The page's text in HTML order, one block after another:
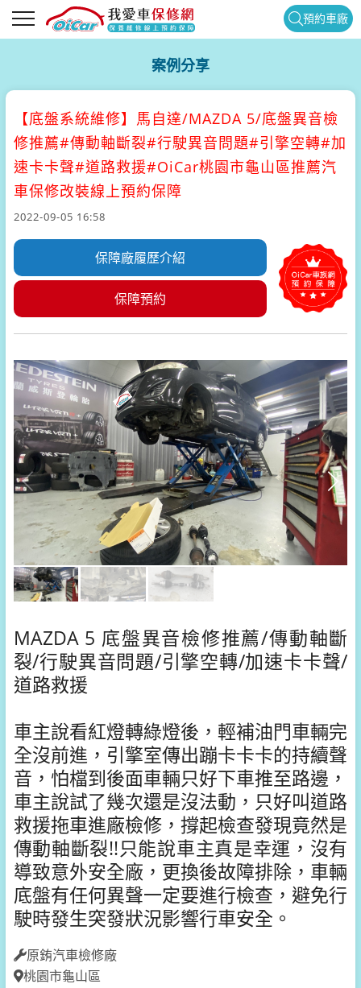
預約車廠
案例分享
【底盤系統維修】 馬自達/MAZDA 5/底盤異音檢
修推薦#傳動軸斷裂#行駛異音問題#引擎空轉#加
速卡卡聲#道路救援#OiCar桃園市龜山區推薦汽
車保修改裝線上預約保障
2022-09-05 16:58
保障廠履歷介紹
保障預約
MAZDA 5 底盤異音檢修推薦/傳動軸斷
裂/行駛異音問題/引擎空轉/加速卡卡聲/
道路救援
車主說看紅燈轉綠燈後，輕補油門車輛完
全沒前進，引擎室傳出蹦卡卡卡的持續聲
音，怕檔到後面車輛只好下車推至路邊，
車主說試了幾次還是沒法動，只好叫道路
救援拖車進廠檢修，撐起檢查發現竟然是
傳動軸斷裂!!只能說車主真是幸運，沒有
導致意外安全廠，更換後故障排除，車輛
底盤有任何異聲一定要進行檢查，避免行
駛時發生突發狀況影響行車安全。
原銪汽車檢修廠
桃園市龜山區